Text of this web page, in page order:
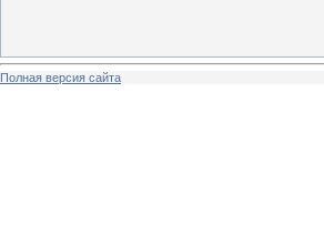
Полная версия сайта